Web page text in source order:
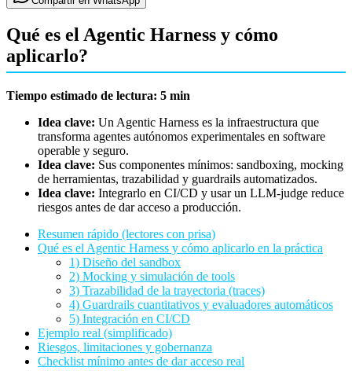
Qué es el Agentic Harness y cómo
aplicarlo?
Tiempo estimado de lectura: 5 min
Idea clave: Un Agentic Harness es la infraestructura que
transforma agentes autónomos experimentales en software
operable y seguro.
Idea clave: Sus componentes mínimos: sandboxing, mocking
de herramientas, trazabilidad y guardrails automatizados.
Idea clave: Integrarlo en CI/CD y usar un LLM-judge reduce
riesgos antes de dar acceso a producción.
Resumen rápido (lectores con prisa)
Qué es el Agentic Harness y cómo aplicarlo en la práctica
1) Diseño del sandbox
2) Mocking y simulación de tools
3) Trazabilidad de la trayectoria (traces)
4) Guardrails cuantitativos y evaluadores automáticos
5) Integración en CI/CD
Ejemplo real (simplificado)
Riesgos, limitaciones y gobernanza
Checklist mínimo antes de dar acceso real